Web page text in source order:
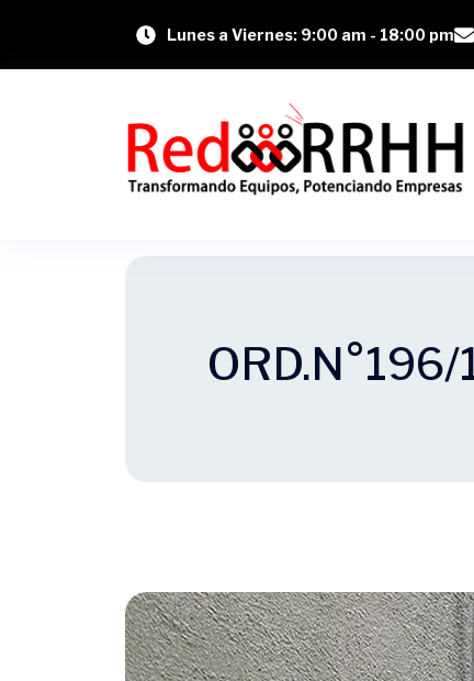
Lunes a Viernes: 9:00 am - 18:00 pm
ORD.N°196/